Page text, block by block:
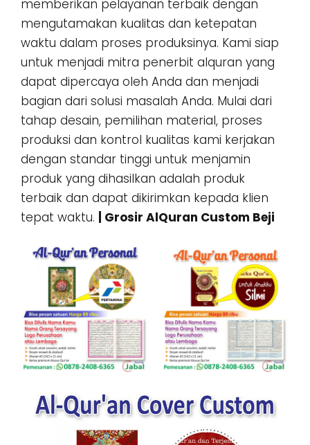
memberikan pelayanan terbaik dengan
mengutamakan kualitas dan ketepatan
waktu dalam proses produksinya. Kami siap
untuk menjadi mitra penerbit alquran yang
dapat dipercaya oleh Anda dan menjadi
bagian dari solusi masalah Anda. Mulai dari
tahap desain, pemilihan material, proses
produksi dan kontrol kualitas kami kerjakan
dengan standar tinggi untuk menjamin
produk yang dihasilkan adalah produk
terbaik dan dapat dikirimkan kepada klien
tepat waktu.
| Grosir AlQuran Custom Beji